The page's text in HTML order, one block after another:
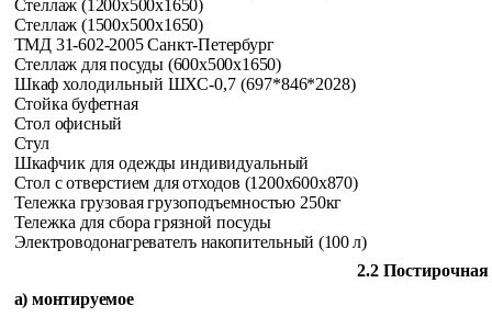
Стеллаж (1200x500x1650)
Стеллаж (1500x500x1650)
ТМД 31-602-2005 Санкт-Петербург
Стеллаж для посуды (600x500x1650)
Шкаф холодильный ШХС-0,7 (697*846*2028)
Стойка буфетная
Стол офисный
Стул
Шкафчик для одежды индивидуальный
Стол с отверстием для отходов (1200x600x870)
Тележка грузовая грузоподъемностью 250кг
Тележка для сбора грязной посуды
Электроводонагревателъ накопительный (100 л)
2.2 Постирочная
а) монтируемое